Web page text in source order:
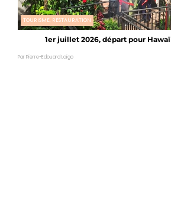
TOURISME, RESTAURATION
1er juillet 2026, départ pour Hawaï
Par Pierre-Edouard Laigo